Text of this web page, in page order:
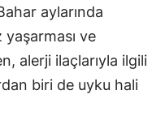
Erzurum
Gaziantep
aylarında
yaşarması ve
alerji ilaçlarıyla ilgili
biri de uyku hali